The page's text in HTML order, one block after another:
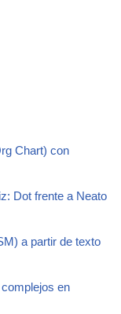
Chart) con
Dot frente a Neato
a partir de texto
en